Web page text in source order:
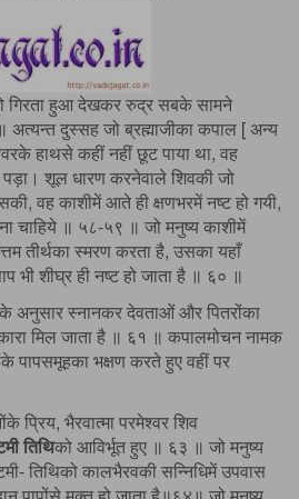
गिरता हुआ देखकर रुद्र सबके सामने
दुस्सह जो ब्रह्माजीका कपाल [ अन्य
हाथसे कहीं नहीं छूट पाया था, वह
पड़ा। शूल धारण करनेवाले शिवकी जो
वह काशीमें आते ही क्षणभरमें नष्ट हो गयी,
चाहिये ॥ ५८-५९ ॥ जो मनुष्य काशीमें
तीर्थका स्मरण करता है, उसका यहाँ
भी शीघ्र ही नष्ट हो जाता है ॥ ६० ॥
अनुसार स्नानकर देवताओं और पितरोंका
मिल जाता है ॥ ६१ ॥ कपालमोचन नामक
पापसमूहका भक्षण करते हुए वहीं पर
प्रिय, भैरवात्मा परमेश्वर शिव
तिथिको आविर्भूत हुए ॥ ६३ ॥ जो मनुष्य
तिथिको कालभैरवकी सन्निधिमें उपवास